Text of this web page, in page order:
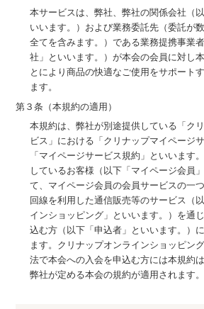
本サービスは、弊社、弊社の関係会社（
いいます。）および業務委託先（委託が
全てを含みます。）である業務提携事業
社」といいます。）が本会の会員に対し
とにより商品の快適なご使用をサポート
ます。
第３条（本規約の適用）
本規約は、弊社が別途提供している「ク
ビス」における「クリナップマイページ
「マイページサービス規約」といいます
しているお客様（以下「マイページ会員
て、マイページ会員の会員サービスの一
回線を利用した通信販売等のサービス（
インショッピング」といいます。）を通
込む方（以下「申込者」といいます。）
ます。クリナップオンラインショッピン
法で本会への入会を申込む方には本規約
弊社が定める本会の規約が適用されます。